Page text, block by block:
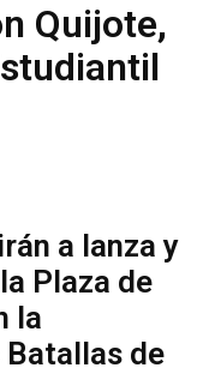
Quijote,
a lanza y
Plaza de
la
de